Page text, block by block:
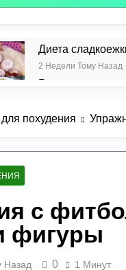
Диета
2 Недели Тому Назад
Готовим
Идеальная
Диетический
Похудение для
9 Месяцев Тому Назад
Как
9 Месяцев Тому Назад
похудения
с
фигуры
Назад 0 1 Минут